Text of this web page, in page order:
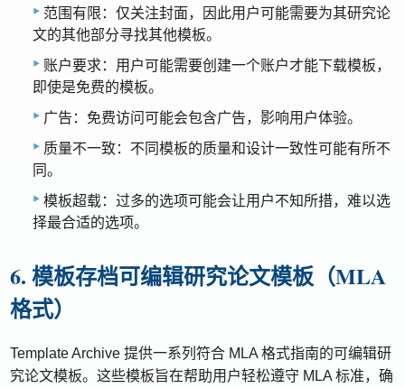
范围有限：仅关注封面，因此用户可能需要为其研究论
文的其他部分寻找其他模板。
账户要求：用户可能需要创建一个账户才能下载模板，
即使是免费的模板。
广告：免费访问可能会包含广告，影响用户体验。
质量不一致：不同模板的质量和设计一致性可能有所不
同。
模板超载：过多的选项可能会让用户不知所措，难以选
择最合适的选项。
6. 模板存档可编辑研究论文模板（MLA
格式）
Template Archive 提供一系列符合 MLA 格式指南的可编辑研
究论文模板。这些模板旨在帮助用户轻松遵守 MLA 标准，确